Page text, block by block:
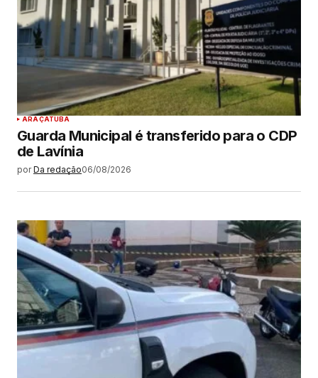
ARAÇATUBA
Guarda Municipal é transferido para o CDP
de Lavínia
por Da redação06/08/2026